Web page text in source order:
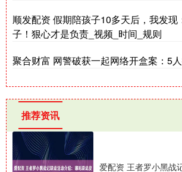
顺发配资 假期陪孩子10多天后，我发现
子！狠心才是负责_视频_时间_规则
聚合财富 网警破获一起网络开盒案：5
推荐资讯
爱配资 王者罗小黑战